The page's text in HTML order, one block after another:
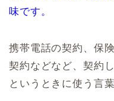
味です。
携帯電話の契約、保
契約などなど、契約
というときに使う言葉